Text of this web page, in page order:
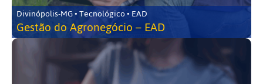
Divinópolis-MG • Tecnológico • EAD
Gestão do Agronegócio – EAD